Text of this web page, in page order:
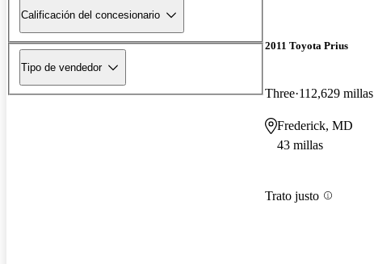
Calificación del concesionario
Tipo de vendedor
2011 Toyota Prius
Three 112,629 millas
Frederick, MD
43 millas
Trato justo